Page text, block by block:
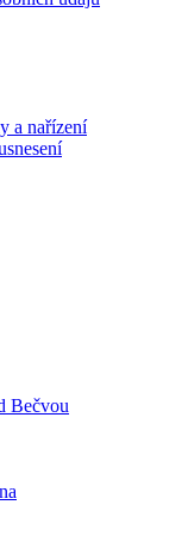
a nařízení
Bečvou